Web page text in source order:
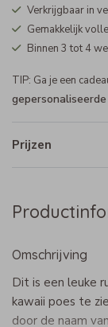
Verkrijgbaar in
Gemakkelijk
Binnen 3 tot 4
TIP: Ga je een
Prijzen
Omschrijving
Dit is een leuke
kawaii poes te
door de naam